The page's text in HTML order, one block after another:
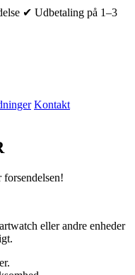
✔ Udbetaling på 1–3
Kontakt
eller andre enheder